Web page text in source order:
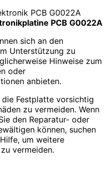
PCB G0022A
sich an den
Unterstützung zu
Hinweise zum
oder
anbieten.
Festplatte vorsichtig
zu vermeiden. Wenn
den Reparatur- oder
können, suchen
um weitere
vermeiden.